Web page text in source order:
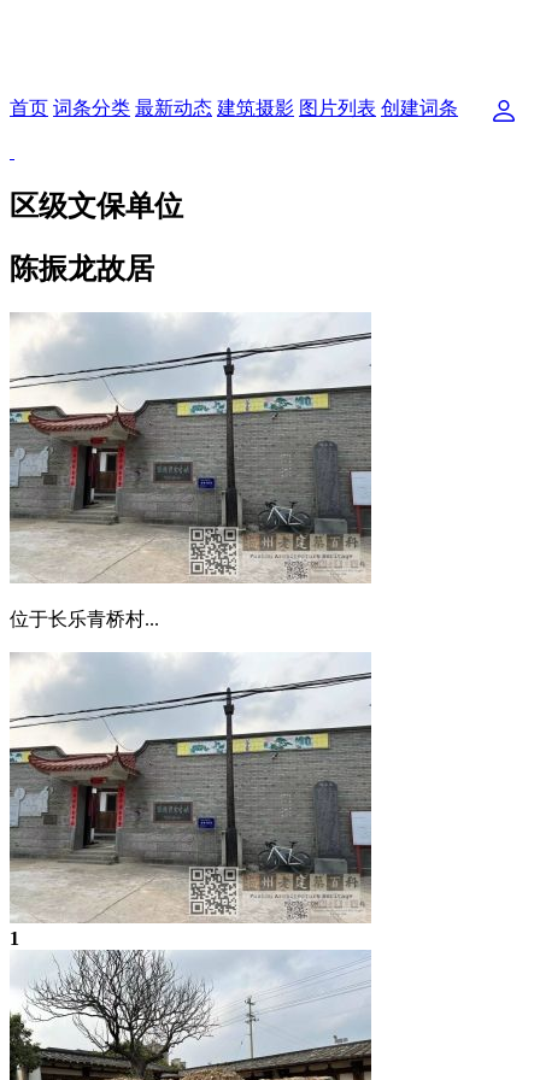
首页 词条分类 最新动态 建筑摄影 图片列表 创建词条
区级文保单位
陈振龙故居
位于长乐青桥村...
1